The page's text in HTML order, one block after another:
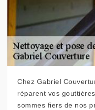
Chez Gabriel
réparent vos
sommes fiers de nos